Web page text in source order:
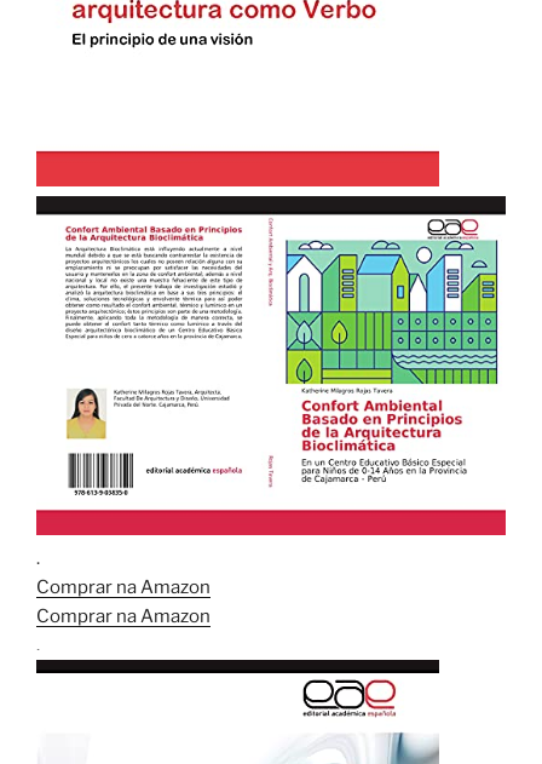
.
Comprar na Amazon
Comprar na Amazon
.